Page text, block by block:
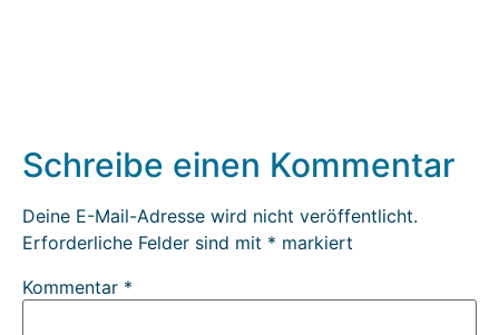
Schreibe einen Kommentar
Deine E-Mail-Adresse wird nicht veröffentlicht.
Erforderliche Felder sind mit * markiert
Kommentar *